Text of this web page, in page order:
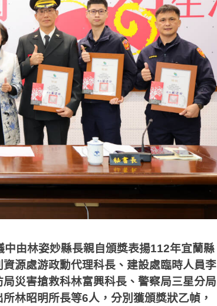
中由林姿妙縣長親自頒獎表揚112年宜蘭縣
源處游政勳代理科長、建設處臨時人員李
災害搶救科林富興科長、警察局三星分局
林昭明所長等6人，分別獲頒獎狀乙幀，